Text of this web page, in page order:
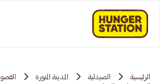
الرئيسية الصيدلية المدينة المنورة